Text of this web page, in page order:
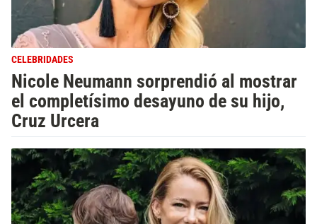
CELEBRIDADES
Nicole Neumann sorprendió al mostrar
el completísimo desayuno de su hijo,
Cruz Urcera